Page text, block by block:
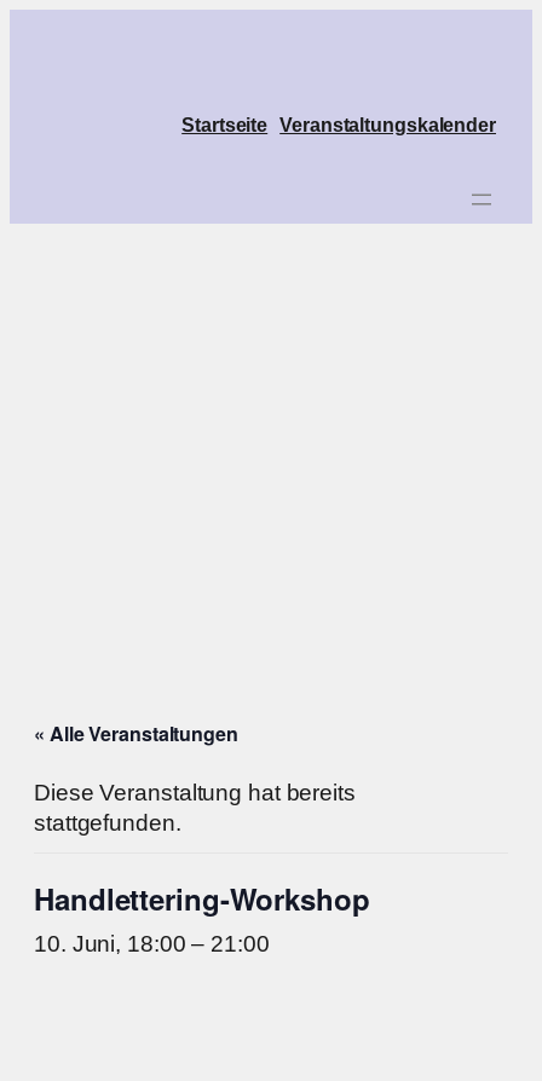
Startseite Veranstaltungskalender
« Alle Veranstaltungen
Diese Veranstaltung hat bereits
stattgefunden.
Handlettering-Workshop
10. Juni, 18:00 – 21:00